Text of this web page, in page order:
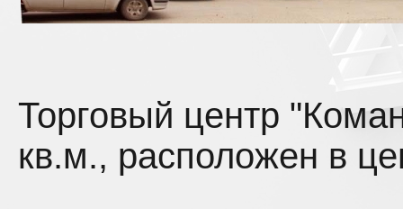
Торговый центр
кв.м., расположен в